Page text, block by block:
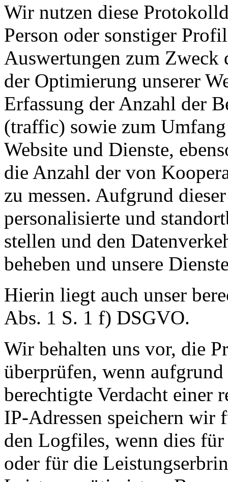
Wir nutzen diese
Person oder sonstiger
Auswertungen zum Zweck
der Optimierung unserer
Erfassung der Anzahl der
(traffic) sowie zum
Website und Dienste,
die Anzahl der von
zu messen. Aufgrund
personalisierte und
stellen und den
beheben und unsere
Hierin liegt auch unser
Abs. 1 S. 1 f) DSGVO.
Wir behalten uns vor, die
überprüfen, wenn
berechtigte Verdacht einer
IP-Adressen speichern wir
den Logfiles, wenn dies
oder für die